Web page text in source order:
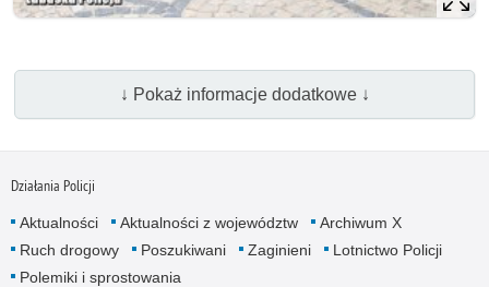
↓ Pokaż informacje dodatkowe ↓
Działania Policji
Aktualności Aktualności z województw
Archiwum X
Ruch drogowy
Poszukiwani Zaginieni
Lotnictwo Policji
Polemiki i sprostowania